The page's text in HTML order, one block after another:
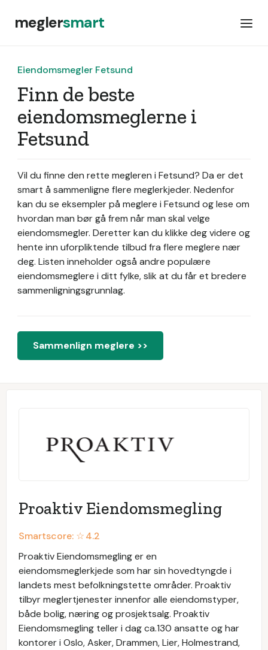
meglersmart
Eiendomsmegler Fetsund
Finn de beste
eiendomsmeglerne i
Fetsund
Vil du finne den rette megleren i Fetsund? Da er det
smart å sammenligne flere meglerkjeder. Nedenfor
kan du se eksempler på meglere i Fetsund og lese om
hvordan man bør gå frem når man skal velge
eiendomsmegler. Deretter kan du klikke deg videre og
hente inn uforpliktende tilbud fra flere meglere nær
deg. Listen inneholder også andre populære
eiendomsmeglere i ditt fylke, slik at du får et bredere
sammenligningsgrunnlag.
Sammenlign meglere >>
Proaktiv Eiendomsmegling
Smartscore: ☆4.2
Proaktiv Eiendomsmegling er en
eiendomsmeglerkjede som har sin hovedtyngde i
landets mest befolkningstette områder. Proaktiv
tilbyr meglertjenester innenfor alle eiendomstyper,
både bolig, næring og prosjektsalg. Proaktiv
Eiendomsmegling teller i dag ca.130 ansatte og har
kontorer i Oslo, Asker, Drammen, Lier, Holmestrand,